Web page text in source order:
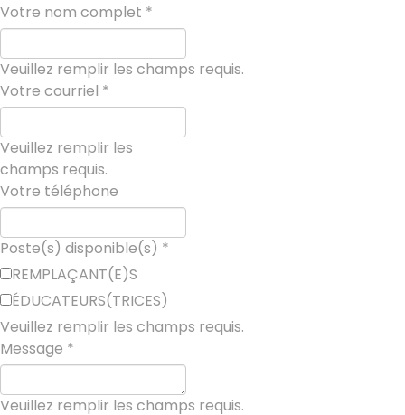
Votre nom complet *
Veuillez remplir les champs requis.
Votre courriel *
Veuillez remplir les
champs requis.
Votre téléphone
Poste(s) disponible(s) *
REMPLAÇANT(E)S
ÉDUCATEURS(TRICES)
Veuillez remplir les champs requis.
Message *
Veuillez remplir les champs requis.